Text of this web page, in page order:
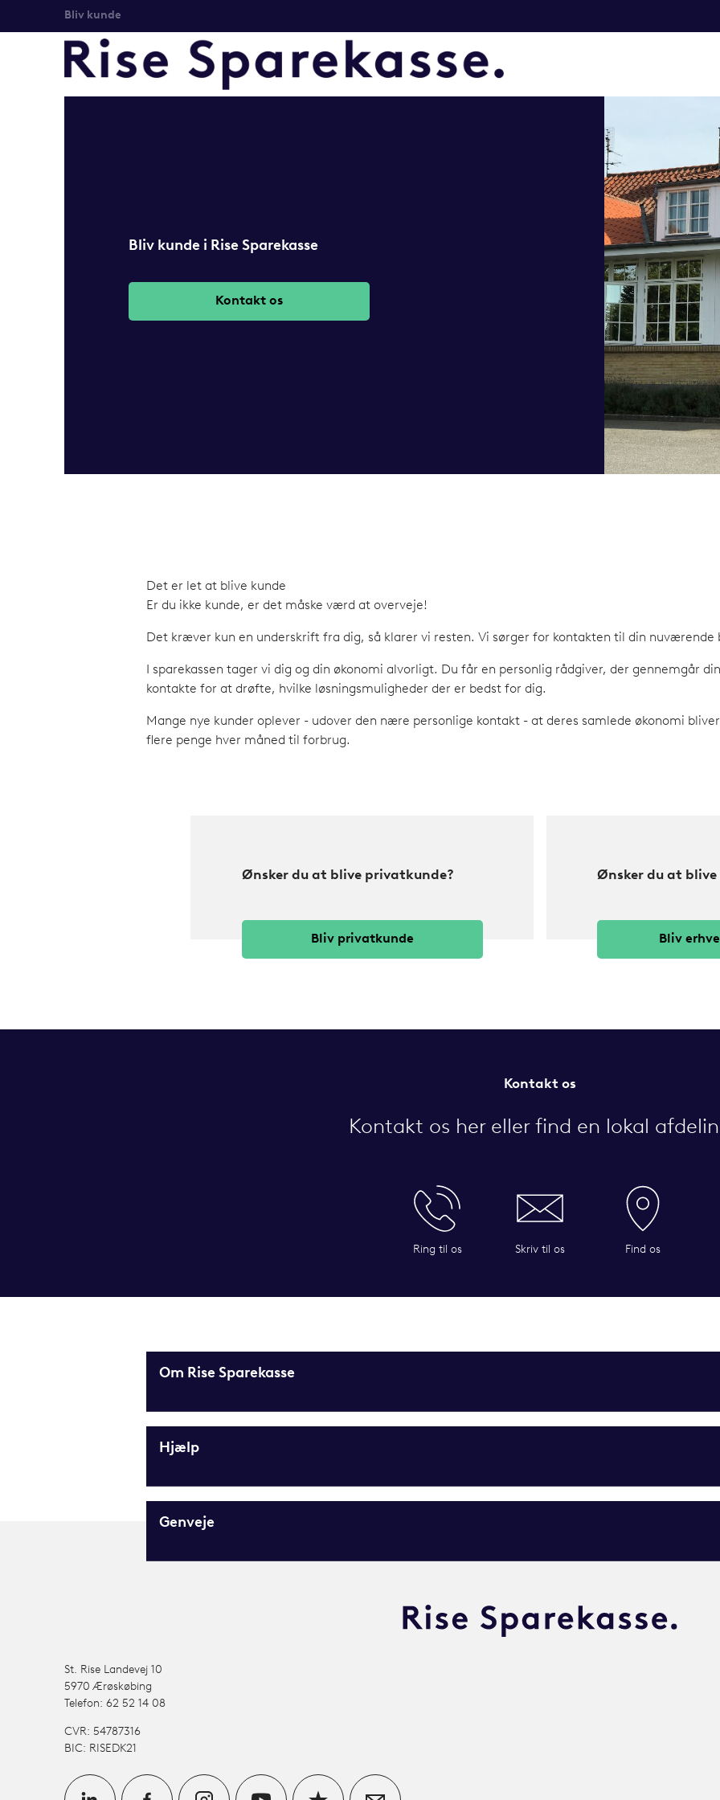
Bliv kunde
Bliv kunde i Rise Sparekasse
Kontakt os
Det er let at blive kunde
Er du ikke kunde, er det måske værd at overveje!
Det kræver kun en underskrift fra dig, så klarer vi resten. Vi sørger for kontakten til din nuværende
I sparekassen tager vi dig og din økonomi alvorligt. Du får en personlig rådgiver, der gennemgår
kontakte for at drøfte, hvilke løsningsmuligheder der er bedst for dig.
Mange nye kunder oplever - udover den nære personlige kontakt - at deres samlede økonomi
flere penge hver måned til forbrug.
Ønsker du at blive privatkunde?
Bliv privatkunde
Ønsker du at blive
Bliv
Kontakt os
Kontakt os her eller find en lokal
Ring til os Skriv til os Find os
Om Rise Sparekasse
Hjælp
Genveje
St. Rise Landevej 10
5970 Ærøskøbing
Telefon: 62 52 14 08
CVR: 54787316
BIC: RISEDK21